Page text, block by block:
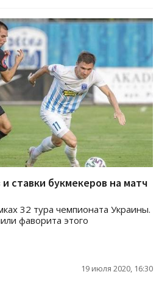
ставки букмекеров на матч
32 тура чемпионата Украины.
фаворита этого
19 июля 2020, 16:30